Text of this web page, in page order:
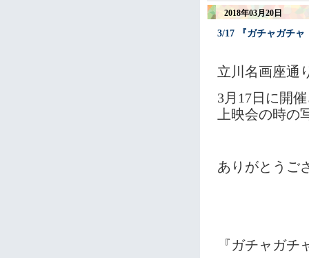
2018年03月20日
3/17 『ガチャガチ
立川名画座通
3月17日に開
上映会の時
ありがとうご
『ガチャガ